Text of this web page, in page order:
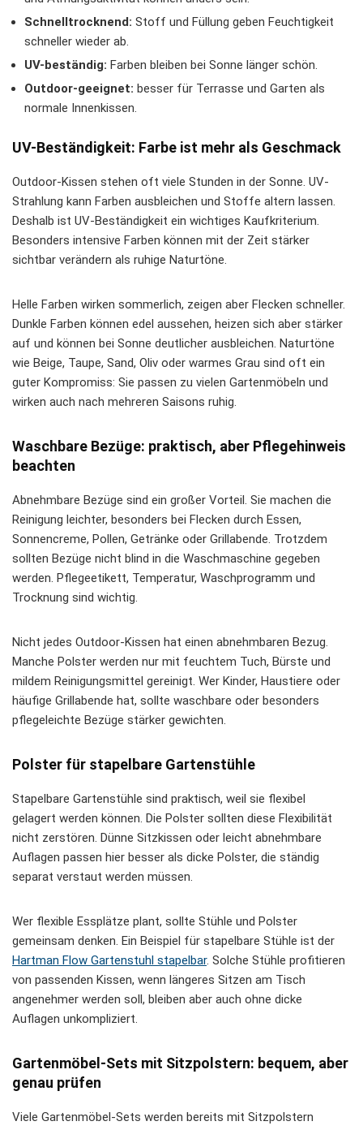
Schnelltrocknend: Stoff und Füllung geben Feuchtigkeit
schneller wieder ab.
UV-beständig: Farben bleiben bei Sonne länger schön.
Outdoor-geeignet: besser für Terrasse und Garten als
normale Innenkissen.
UV-Beständigkeit: Farbe ist mehr als Geschmack
Outdoor-Kissen stehen oft viele Stunden in der Sonne. UV-
Strahlung kann Farben ausbleichen und Stoffe altern lassen.
Deshalb ist UV-Beständigkeit ein wichtiges Kaufkriterium.
Besonders intensive Farben können mit der Zeit stärker
sichtbar verändern als ruhige Naturtöne.
Helle Farben wirken sommerlich, zeigen aber Flecken schneller.
Dunkle Farben können edel aussehen, heizen sich aber stärker
auf und können bei Sonne deutlicher ausbleichen. Naturtöne
wie Beige, Taupe, Sand, Oliv oder warmes Grau sind oft ein
guter Kompromiss: Sie passen zu vielen Gartenmöbeln und
wirken auch nach mehreren Saisons ruhig.
Waschbare Bezüge: praktisch, aber Pflegehinweis
beachten
Abnehmbare Bezüge sind ein großer Vorteil. Sie machen die
Reinigung leichter, besonders bei Flecken durch Essen,
Sonnencreme, Pollen, Getränke oder Grillabende. Trotzdem
sollten Bezüge nicht blind in die Waschmaschine gegeben
werden. Pflegeetikett, Temperatur, Waschprogramm und
Trocknung sind wichtig.
Nicht jedes Outdoor-Kissen hat einen abnehmbaren Bezug.
Manche Polster werden nur mit feuchtem Tuch, Bürste und
mildem Reinigungsmittel gereinigt. Wer Kinder, Haustiere oder
häufige Grillabende hat, sollte waschbare oder besonders
pflegeleichte Bezüge stärker gewichten.
Polster für stapelbare Gartenstühle
Stapelbare Gartenstühle sind praktisch, weil sie flexibel
gelagert werden können. Die Polster sollten diese Flexibilität
nicht zerstören. Dünne Sitzkissen oder leicht abnehmbare
Auflagen passen hier besser als dicke Polster, die ständig
separat verstaut werden müssen.
Wer flexible Essplätze plant, sollte Stühle und Polster
gemeinsam denken. Ein Beispiel für stapelbare Stühle ist der
Hartman Flow Gartenstuhl stapelbar. Solche Stühle profitieren
von passenden Kissen, wenn längeres Sitzen am Tisch
angenehmer werden soll, bleiben aber auch ohne dicke
Auflagen unkompliziert.
Gartenmöbel-Sets mit Sitzpolstern: bequem, aber
genau prüfen
Viele Gartenmöbel-Sets werden bereits mit Sitzpolstern